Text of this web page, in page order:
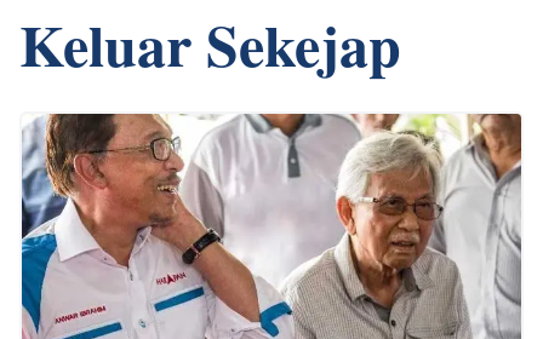
Keluar Sekejap